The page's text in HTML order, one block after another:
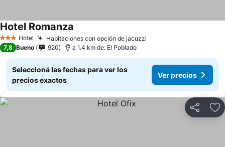
3 Estrellas
Hotel Habitaciones con opción de jacuzzi
Hotel Romanza
7,8 Bueno 920 a 1.4 km de: El Poblado
Seleccioná las fechas para ver los
precios exactos
Ver precios
Compartir